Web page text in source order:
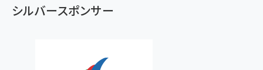
シルバースポンサー